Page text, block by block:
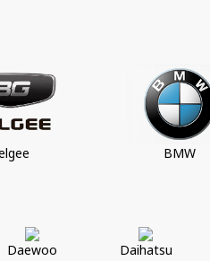
BMW
Daewoo Daihatsu